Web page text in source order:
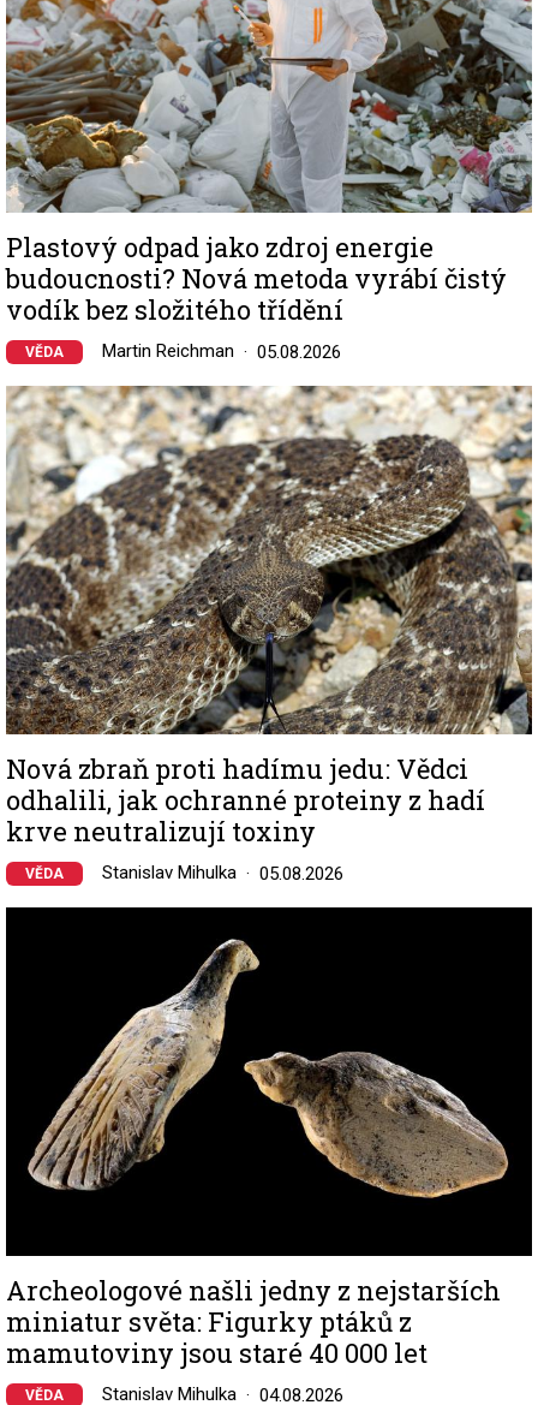
Plastový odpad jako zdroj energie
budoucnosti? Nová metoda vyrábí čistý
vodík bez složitého třídění
VĚDA Martin Reichman 05.08.2026
Image
Nová zbraň proti hadímu jedu: Vědci
odhalili, jak ochranné proteiny z hadí
krve neutralizují toxiny
VĚDA Stanislav Mihulka 05.08.2026
Archeologové našli jedny z nejstarších
miniatur světa: Figurky ptáků z
mamutoviny jsou staré 40 000 let
VĚDA Stanislav Mihulka 04.08.2026